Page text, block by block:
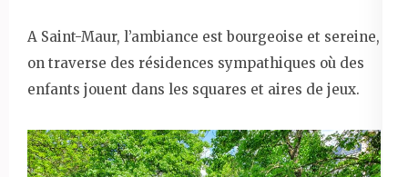
A Saint-Maur, l’ambiance est bourgeoise et sereine,
on traverse des résidences sympathiques où des
enfants jouent dans les squares et aires de jeux.